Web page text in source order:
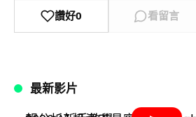
讚好0 看留言
最新影片